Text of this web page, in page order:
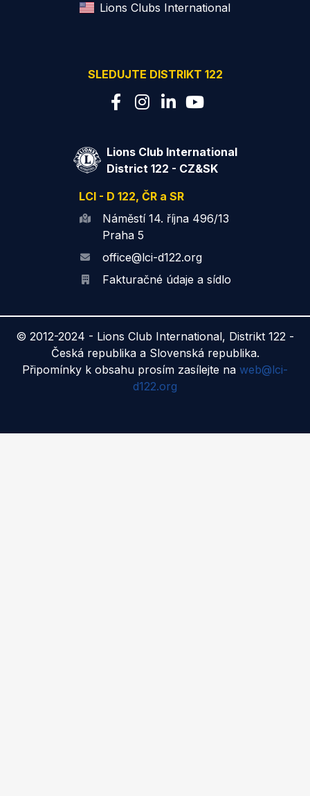
Lions Clubs International
SLEDUJTE DISTRIKT 122
Lions Club International
District 122 - CZ&SK
LCI - D 122, ČR a SR
Náměstí 14. října 496/13
Praha 5
office@lci-d122.org
Fakturačné údaje a sídlo
© 2012-2024 - Lions Club International, Distrikt 122 -
Česká republika a Slovenská republika.
Připomínky k obsahu prosím zasílejte na web@lci-
d122.org